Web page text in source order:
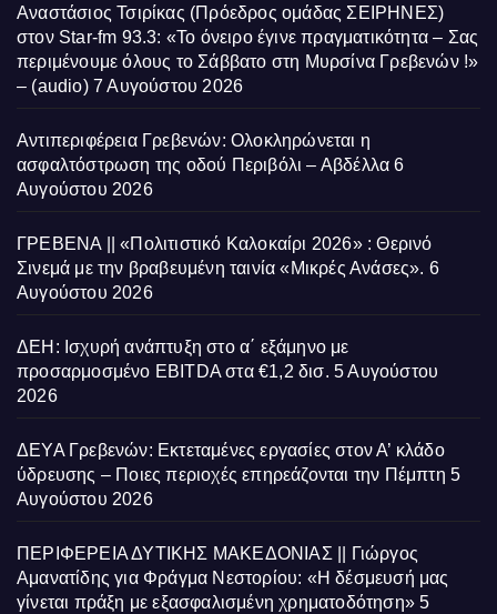
Αναστάσιος Τσιρίκας (Πρόεδρος ομάδας ΣΕΙΡΗΝΕΣ)
στον Star-fm 93.3: «Το όνειρο έγινε πραγματικότητα – Σας
περιμένουμε όλους το Σάββατο στη Μυρσίνα Γρεβενών !»
– (audio) 7 Αυγούστου 2026
Αντιπεριφέρεια Γρεβενών: Ολοκληρώνεται η
ασφαλτόστρωση της οδού Περιβόλι – Αβδέλλα 6
Αυγούστου 2026
ΓΡΕΒΕΝΑ || «Πολιτιστικό Καλοκαίρι 2026» : Θερινό
Σινεμά με την βραβευμένη ταινία «Μικρές Ανάσες». 6
Αυγούστου 2026
ΔΕΗ: Ισχυρή ανάπτυξη στο α΄ εξάμηνο με
προσαρμοσμένο EBITDA στα €1,2 δισ. 5 Αυγούστου
2026
ΔΕΥΑ Γρεβενών: Εκτεταμένες εργασίες στον Α’ κλάδο
ύδρευσης – Ποιες περιοχές επηρεάζονται την Πέμπτη 5
Αυγούστου 2026
ΠΕΡΙΦΕΡΕΙΑ ΔΥΤΙΚΗΣ ΜΑΚΕΔΟΝΙΑΣ || Γιώργος
Αμανατίδης για Φράγμα Νεστορίου: «Η δέσμευσή μας
γίνεται πράξη με εξασφαλισμένη χρηματοδότηση» 5